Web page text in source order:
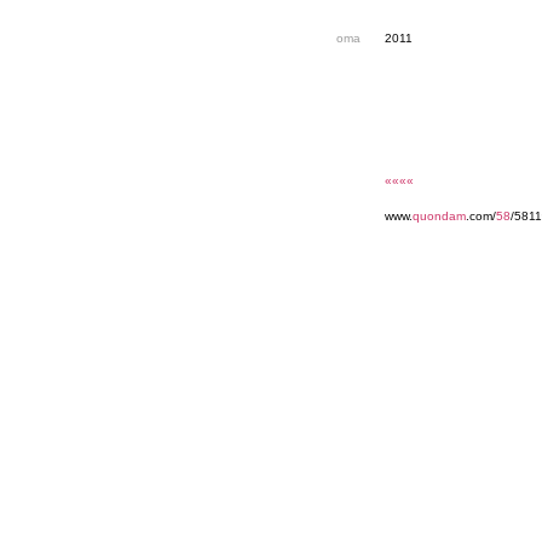
oma 2011
««««
www.quondam .com/58/